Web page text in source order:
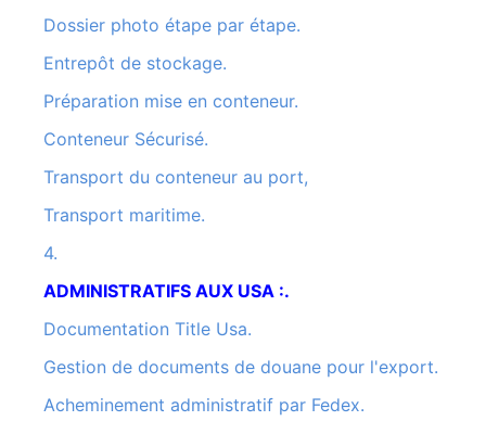
Dossier photo étape par étape.
Entrepôt de stockage.
Préparation mise en conteneur.
Conteneur Sécurisé.
Transport du conteneur au port,
Transport maritime.
4.
ADMINISTRATIFS AUX USA :.
Documentation Title Usa.
Gestion de documents de douane pour l'export.
Acheminement administratif par Fedex.